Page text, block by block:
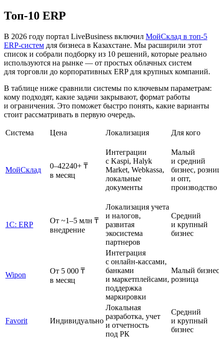
Топ-10 ERP
В 2026 году портал LiveBusiness включил МойСклад в топ-5
ERP-систем для бизнеса в Казахстане. Мы расширили этот
список и собрали подборку из 10 решений, которые реально
используются на рынке — от простых облачных систем
для торговли до корпоративных ERP для крупных компаний.
В таблице ниже сравнили системы по ключевым параметрам:
кому подходят, какие задачи закрывают, формат работы
и ограничения. Это поможет быстро понять, какие варианты
стоит рассматривать в первую очередь.
Система Цена Локализация Для кого
МойСклад
0–42240+ ₸
в месяц
Интеграции
с Kaspi, Halyk
Market, Webkassa,
локальные
документы
Малый
и средний
бизнес,
и опт,
производство
1С: ERP
От ~1–5 млн ₸
внедрение
Локализация учета
и налогов,
развитая
экосистема
партнеров
Средний
и крупный
бизнес
Wipon
От 5 000 ₸
в месяц
Интеграция
с онлайн-кассами,
банками
и маркетплейсами,
поддержка
маркировки
Малый
розница
Favorit Индивидуально
Локальная
разработка, учет
и отчетность
под РК
Средний
и крупный
бизнес